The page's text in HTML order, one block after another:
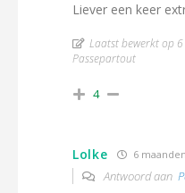
Liever een keer
Laatst bewerkt op
Passepartout
4
Lolke 6
Antwoord aan